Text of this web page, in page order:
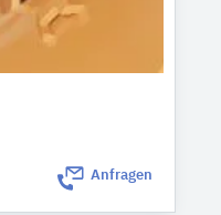
Anfragen